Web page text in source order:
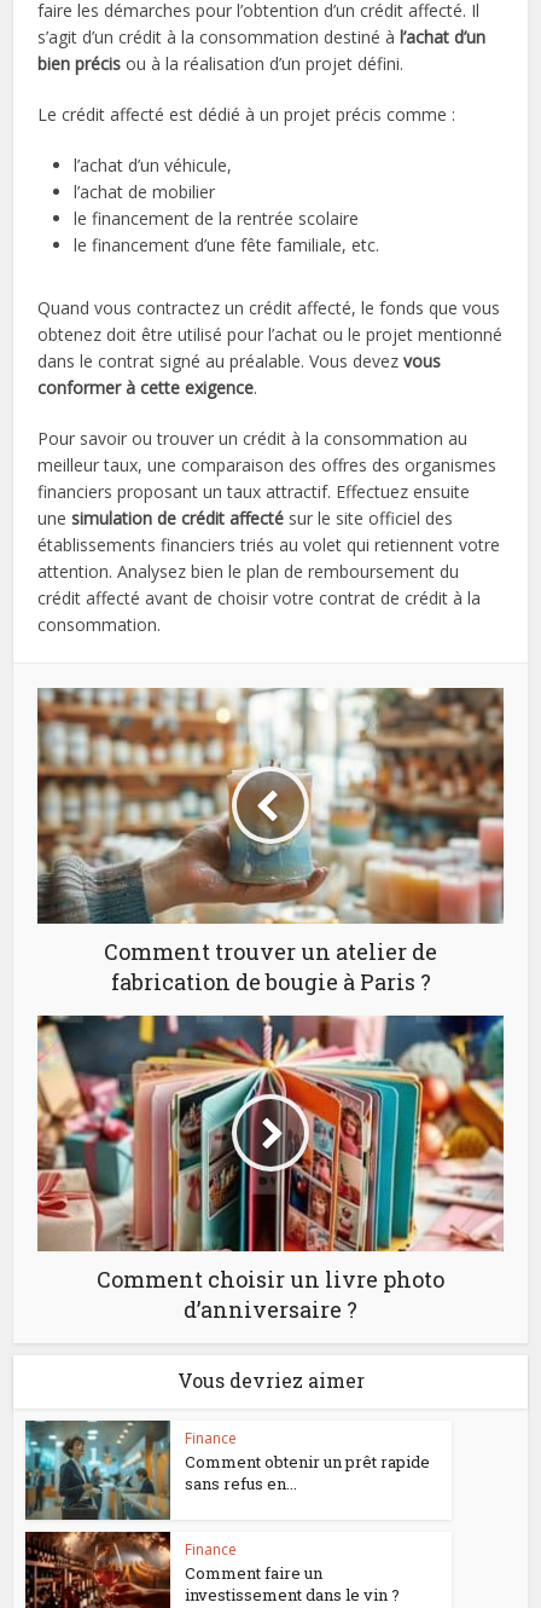
faire les démarches pour l’obtention d’un crédit affecté. Il
s’agit d’un crédit à la consommation destiné àl’achat d’un
bien précisou à la réalisation d’un projet défini.
Le crédit affecté est dédié à un projet précis comme :
l’achat d’un véhicule,
l’achat de mobilier
le financement de la rentrée scolaire
le financement d’une fête familiale, etc.
Quand vous contractez un crédit affecté, le fonds que vous
obtenez doit être utilisé pour l’achat ou le projet mentionné
dans le contrat signé au préalable. Vous devezvous
conformer à cette exigence.
Pour savoir ou trouver un crédit à la consommation au
meilleur taux, une comparaison des offres des organismes
financiers proposant un taux attractif. Effectuez ensuite
unesimulation de crédit affecté sur le site officiel des
établissements financiers triés au volet qui retiennent votre
attention. Analysez bien le plan de remboursement du
crédit affecté avant de choisir votre contrat de crédit à la
consommation.
Comment trouver un atelier de
fabrication de bougie à Paris ?
Comment choisir un livre photo
d’anniversaire ?
Vous devriez aimer
Finance
Comment obtenir un prêt rapide
sans refus en...
Finance
Comment faire un
investissement dans le vin ?